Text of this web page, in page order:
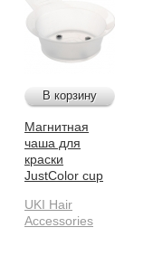
В корзину
Магнитная
чаша для
краски
JustColor cup
UKI Hair
Accessories